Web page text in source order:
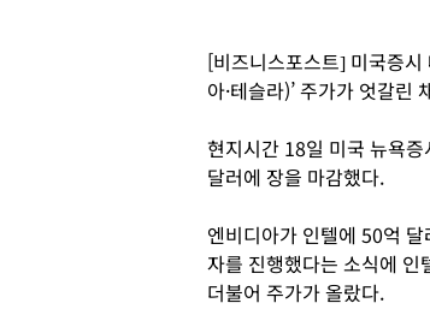
[비즈니스포스트] 미국증시
아·테슬라)’ 주가가 엇갈린
현지시간 18일 미국 뉴욕
달러에 장을 마감했다.
엔비디아가 인텔에 50억
자를 진행했다는 소식에
더불어 주가가 올랐다.